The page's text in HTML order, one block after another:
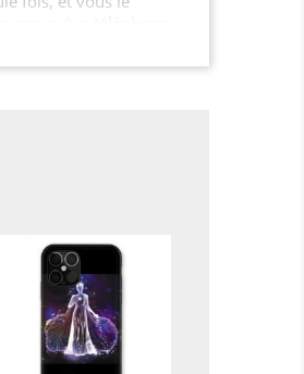
touches qui
est longue...